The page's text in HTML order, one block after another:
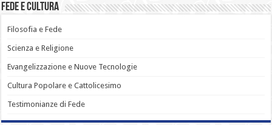
Fede e Cultura
Filosofia e Fede
Scienza e Religione
Evangelizzazione e Nuove Tecnologie
Cultura Popolare e Cattolicesimo
Testimonianze di Fede